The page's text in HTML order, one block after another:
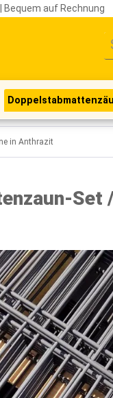
auf Rechnung
in Anthrazit